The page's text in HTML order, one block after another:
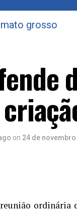
mato grosso
on 24 de
ordinária